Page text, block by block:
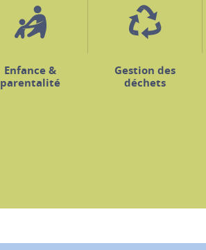
Enfance &
parentalité
Gestion des
déchets